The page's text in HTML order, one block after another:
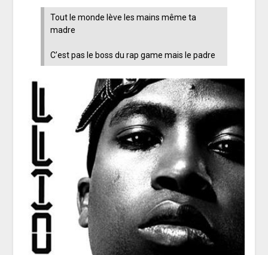
Tout le monde lève les mains même ta
madre
C’est pas le boss du rap game mais le padre